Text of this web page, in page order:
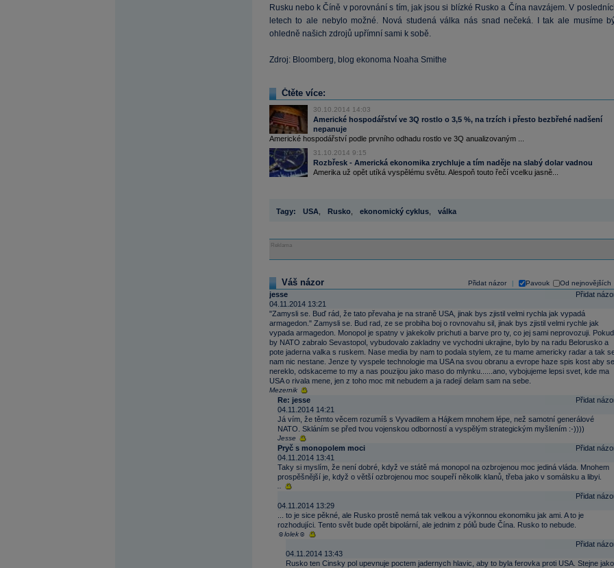
Rusku nebo k Číně v porovnání s tím, jak jsou si blízké Rusko a Čína navzájem. V
letech to ale nebylo možné. Nová studená válka nás snad nečeká. I tak ale musíme
ohledně našich zdrojů upřímní sami k sobě.
Zdroj: Bloomberg, blog ekonoma Noaha Smithe
Čtěte více:
30.10.2014 14:03
Americké hospodářství ve 3Q rostlo o 3,5 %, na trzích i přesto bezbřehé nadšení
nepanuje
Americké hospodářství podle prvního odhadu rostlo ve 3Q anualizovaným ...
31.10.2014 9:15
Rozbřesk - Americká ekonomika zrychluje a tím naděje na slabý dolar vadnou
Amerika už opět utíká vyspělému světu. Alespoň touto řečí vcelku jasně...
Tagy: USA Rusko, ekonomický cyklus, válka
Reklama
Přidat názor Pavouk Od nejnovějších
Váš názor
Přidat
jesse
04.11.2014 13:21
"Zamysli se. Buď rád, že tato převaha je na straně USA, jinak bys zjistil velmi rychla jak vypadá
armagedon." Zamysli se. Bud rad, ze se probiha boj o rovnovahu sil, jinak bys zjistil velmi rychle jak
vypada armagedon. Monopol je spatny v jakekoliv prichuti a barve pro ty, co jej sami neprovozuji. Pokud
by NATO zabralo Sevastopol, vybudovalo zakladny ve vychodni ukrajine, bylo by na radu Belorusko a
pote jaderna valka s ruskem. Nase media by nam to podala stylem, ze tu mame americky radar a tak
nam nic nestane. Jenze ty vyspele technologie ma USA na svou obranu a evrope haze spis kost aby se
nereklo, odskaceme to my a nas pouzijou jako maso do mlynku......ano, vybojujeme lepsi svet, kde ma
USA o rivala mene, jen z toho moc mit nebudem a ja radejí delam sam na sebe.
Mezernik
Přidat
Re: jesse
04.11.2014 14:21
Já vím, že těmto věcem rozumíš s Vyvadilem a Hájkem mnohem lépe, než samotní generálové
NATO. Skláním se před tvou vojenskou odborností a vyspělým strategickým myšlením :-))))
Jesse
Přidat
Pryč s monopolem moci
04.11.2014 13:41
Taky si myslím, že není dobré, když ve státě má monopol na ozbrojenou moc jediná vláda. Mnohem
prospěšnější je, když o větší ozbrojenou moc soupeří několik klanů, třeba jako v somálsku a libyi.
Přidat
04.11.2014 13:29
... to je sice pěkné, ale Rusko prostě nemá tak velkou a výkonnou ekonomiku jak ami. A to je
rozhodujíci. Tento svět bude opět bipolární, ale jednim z pólů bude Čína. Rusko to nebude.
☺lolek☺
Přidat
04.11.2014 13:43
Rusko ten Cinsky pol upevnuje poctem jadernych hlavic, aby to byla ferovka proti USA. Stejne jako